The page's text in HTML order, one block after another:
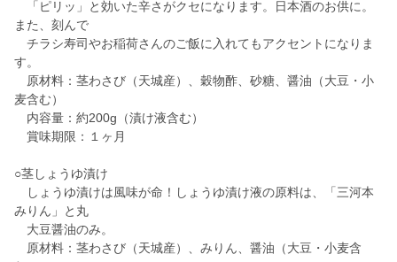
「ピリッ」と効いた辛さがクセになります。日本酒のお供に。
また、刻んで
チラシ寿司やお稲荷さんのご飯に入れてもアクセントになりま
す。
原材料：茎わさび（天城産）、穀物酢、砂糖、醤油（大豆・小
麦含む）
内容量：約200g（漬け液含む）
賞味期限：１ヶ月
○茎しょうゆ漬け
しょうゆ漬けは風味が命！しょうゆ漬け液の原料は、「三河本
みりん」と丸
大豆醤油のみ。
原材料：茎わさび（天城産）、みりん、醤油（大豆・小麦含